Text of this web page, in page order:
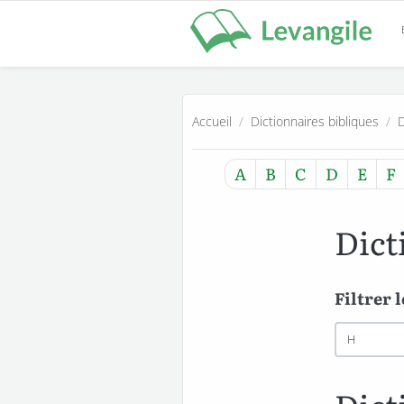
Accueil / Dictionnaires bibliques /
A B C D E F
Filtrer
lettres